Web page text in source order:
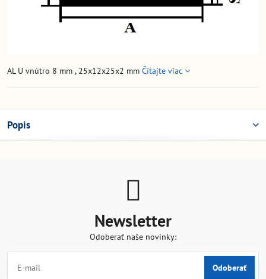
AL U vnútro 8 mm , 25x12x25x2 mm Čítajte viac
Popis
Newsletter
Odoberať naše novinky:
Odoberať